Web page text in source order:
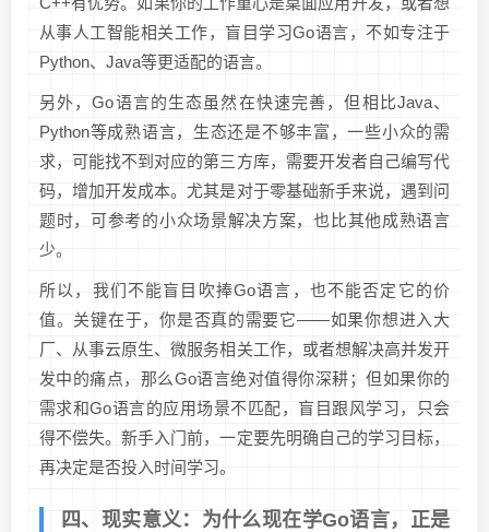
从事人工智能相关工作，盲目学习Go语言，不如专注于
Python、Java等更适配的语言。
另外，Go语言的生态虽然在快速完善，但相比Java、
Python等成熟语言，生态还是不够丰富，一些小众的需
求，可能找不到对应的第三方库，需要开发者自己编写代
码，增加开发成本。尤其是对于零基础新手来说，遇到问
题时，可参考的小众场景解决方案，也比其他成熟语言
少。
所以，我们不能盲目吹捧Go语言，也不能否定它的价
值。关键在于，你是否真的需要它——如果你想进入大
厂、从事云原生、微服务相关工作，或者想解决高并发开
发中的痛点，那么Go语言绝对值得你深耕；但如果你的
需求和Go语言的应用场景不匹配，盲目跟风学习，只会
得不偿失。新手入门前，一定要先明确自己的学习目标，
再决定是否投入时间学习。
四、现实意义：为什么现在学Go语言，正是